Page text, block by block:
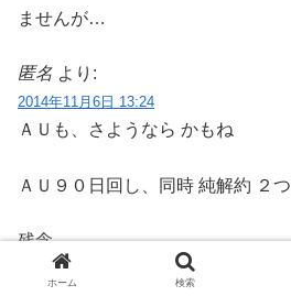
ませんが…
匿名 より:
2014年11月6日 13:24
ＡＵも、さようなら かもね
ＡＵ９０日回し、同時 純解約 ２つ
残念
ホーム 検索